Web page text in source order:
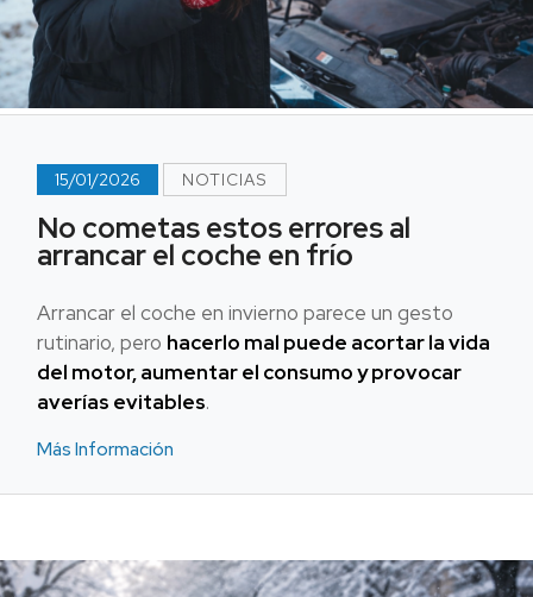
15/01/2026 NOTICIAS
No cometas estos errores al
arrancar el coche en frío
Arrancar el coche en invierno parece un gesto
rutinario, pero hacerlo mal puede acortar la vida
del motor, aumentar el consumo y provocar
averías evitables.
Más Información